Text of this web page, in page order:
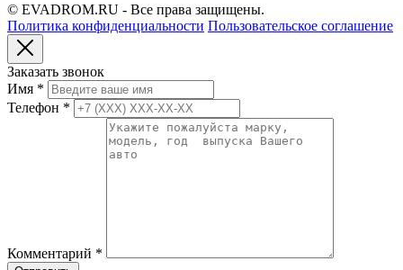
© EVADROM.RU - Все права защищены.
Политика конфиденциальности Пользовательское соглашение
Заказать звонок
Имя *
Телефон *
Комментарий *